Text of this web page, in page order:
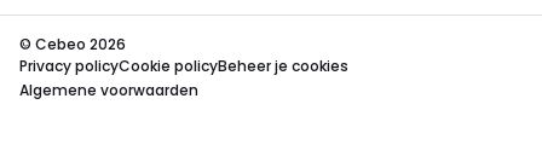
© Cebeo 2026
Privacy policyCookie policyBeheer je cookies
Algemene voorwaarden